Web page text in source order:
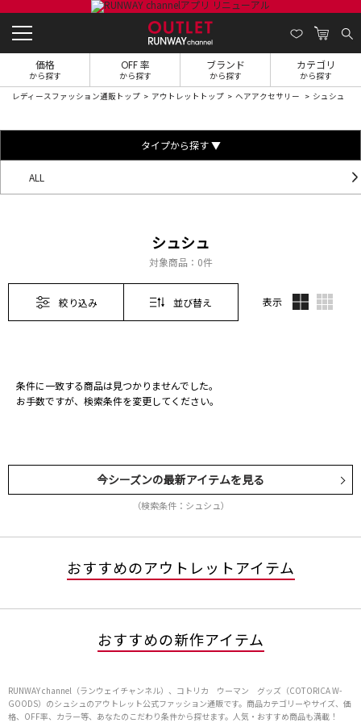
価格
から探す
OFF 率
から探す
ブランド
から探す
カテゴリ
から探す
レディースファッション通販トップ アウトレットトップ ヘアアクセサリー シュシュ
タイプから探す ▼
ALL
シュシュ
対象商品： 0件
絞り込み 並び替え 表示
条件に一致する商品は見つかりませんでした。
お手数ですが、検索条件を変更してください。
今シーズンの最新アイテムを見る
（検索条件：シュシュ）
おすすめのアウトレットアイテム
おすすめの新作アイテム
RUNWAY channel（ランウェイチャンネル）、コトリカ ウーマン グッズ（COTORICA W-
GOODS）のシュシュのアウトレット公式ファッション通販です。商品カテゴリーやサイズ、価
格、OFF率、カラー等、あなたのこだわり条件から探せます。人気・おすすめ商品も満載！